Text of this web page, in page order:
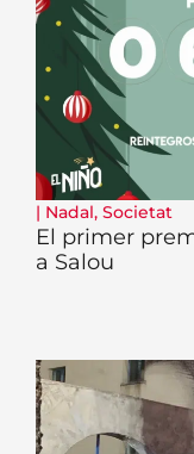
| Nadal, Societat
El primer
a Salou